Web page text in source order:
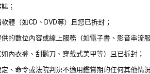
；
體（如CD、DVD等）且您已拆封；
供的數位內容或線上服務（如電子書、影音串
內衣褲、刮鬍刀、穿戴式美甲等）且已拆封；
定、命令或法院判決不適用鑑賞期的任何其他情